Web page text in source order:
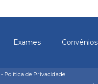
Exames Convênios
- Política de Privacidade